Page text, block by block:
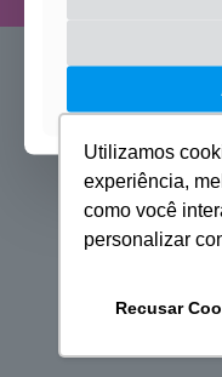
Utilizamos
experiência,
como você
personalizar
Recusar